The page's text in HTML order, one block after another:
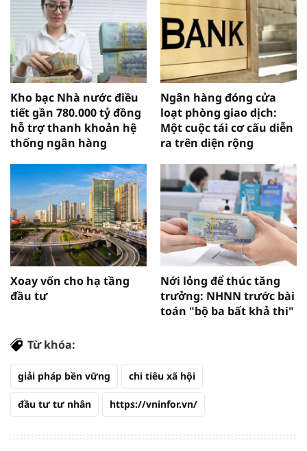
Kho bạc Nhà nước điều
tiết gần 780.000 tỷ đồng
hỗ trợ thanh khoản hệ
thống ngân hàng
Ngân hàng đóng cửa
loạt phòng giao dịch:
Một cuộc tái cơ cấu diễn
ra trên diện rộng
Xoay vốn cho hạ tầng
đầu tư
Nới lỏng để thúc tăng
trưởng: NHNN trước bài
toán "bộ ba bất khả thi"
Từ khóa:
giải pháp bền vững chi tiêu xã hội
đầu tư tư nhân https://vninfor.vn/